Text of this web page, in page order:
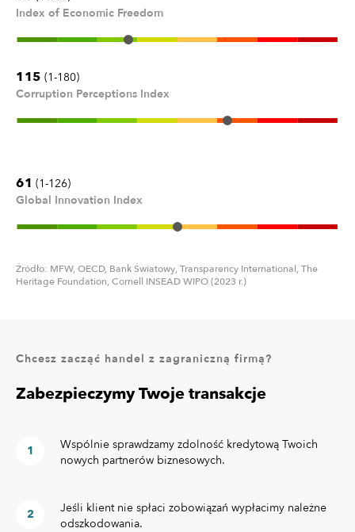
115 (1-180)
Corruption Perceptions Index
61 (1-126)
Global Innovation Index
Index of Economic Freedom
Źródło: MFW, OECD, Bank Światowy, Transparency International, The
Heritage Foundation, Cornell INSEAD WIPO (2023 r.)
Chcesz zacząć handel z zagraniczną firmą?
Zabezpieczymy Twoje transakcje
Wspólnie sprawdzamy zdolność kredytową Twoich
nowych partnerów biznesowych.
Jeśli klient nie spłaci zobowiązań wypłacimy należne
odszkodowania.